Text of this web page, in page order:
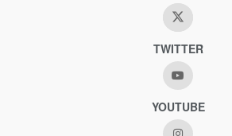
TWITTER
YOUTUBE